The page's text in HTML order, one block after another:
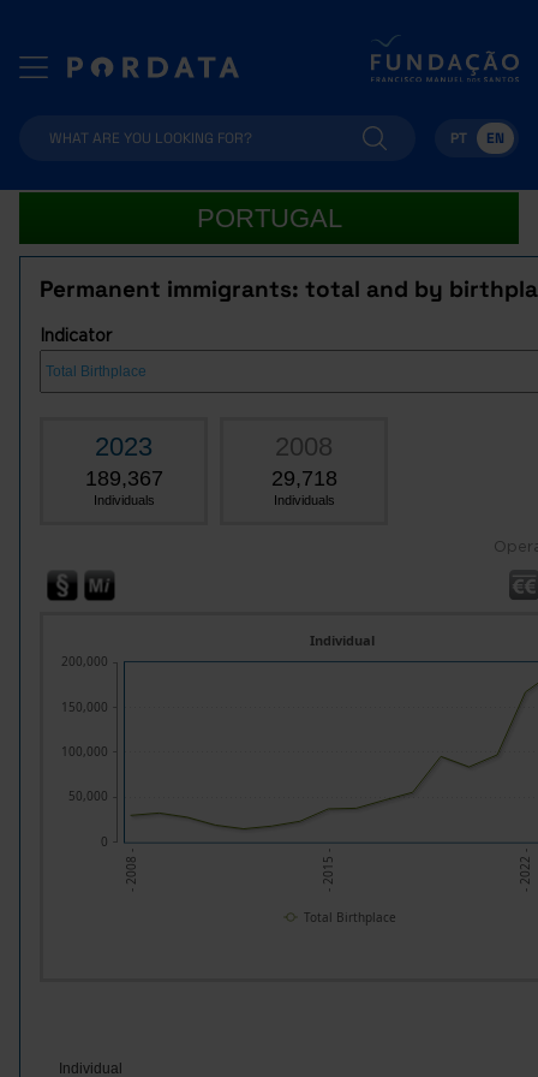
PT EN
PORTUGAL
Permanent immigrants: total and by
Indicator
2023
189,367
Individuals
2008
29,718
Individuals
- 2008 - - 2015 - - 2022 -
Individual
0
50,000
100,000
150,000
200,000
Total Birthplace
Individual